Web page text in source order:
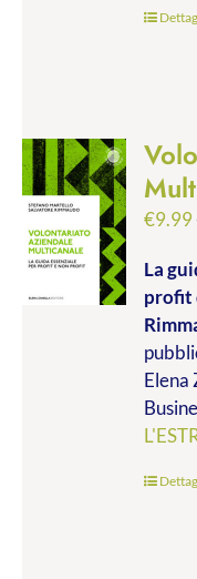
€9.99
La
profit
Elena